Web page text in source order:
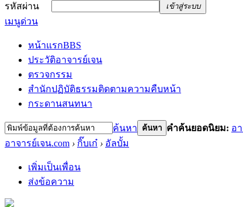
รหัสผ่าน
เข้าสู่ระบบ
เมนูด่วน
หน้าแรกBBS
ประวัติอาจารย์เจน
ตรวจกรรม
สำนักปฏิบัติธรรมติดตามความคืบหน้า
กระดานสนทนา
ค้นหา ค้นหา คำค้นยอดนิยม: อ
อาจารย์เจน.com › กิ๊บเก๋ › อัลบั้ม
เพิ่มเป็นเพื่อน
ส่งข้อความ